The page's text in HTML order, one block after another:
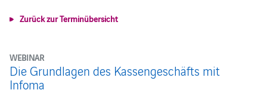
Zurück zur Terminübersicht
WEBINAR
Die Grundlagen des Kassengeschäfts mit
Infoma